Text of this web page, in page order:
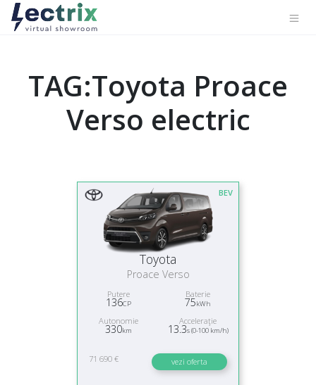
TAG:Toyota Proace
Verso electric
BEV
Toyota
Proace Verso
Putere
136CP
Baterie
75kWh
Autonomie
330km
Acceleraţie
13.3s (0-100 km/h)
71 690 € vezi oferta